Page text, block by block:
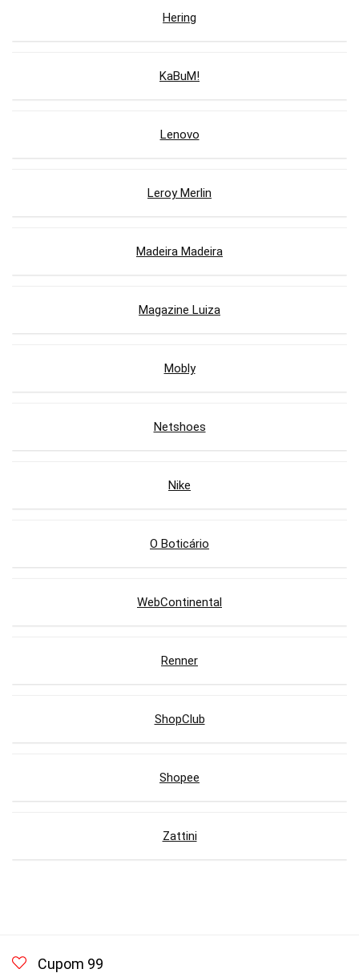
Hering
KaBuM!
Lenovo
Leroy Merlin
Madeira Madeira
Magazine Luiza
Mobly
Netshoes
Nike
O Boticário
WebContinental
Renner
ShopClub
Shopee
Zattini
Cupom 99